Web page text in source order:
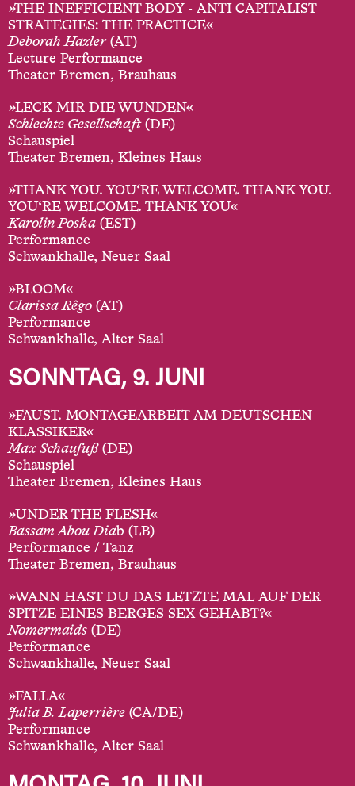
»THE INEFFICIENT BODY - ANTI CAPITALIST
STRATEGIES: THE PRACTICE«
Deborah Hazler(AT)
Lecture Performance
Theater Bremen, Brauhaus
»LECK MIR DIE WUNDEN«
Schlechte Gesellschaft(DE)
Schauspiel
Theater Bremen, Kleines Haus
»THANK YOU. YOU‘RE WELCOME. THANK YOU.
YOU‘RE WELCOME. THANK YOU«
Karolin Poska (EST)
Performance
Schwankhalle, Neuer Saal
»BLOOM«
Clarissa Rêgo (AT)
Performance
Schwankhalle, Alter Saal
SONNTAG, 9. JUNI
»FAUST. MONTAGEARBEIT AM DEUTSCHEN
KLASSIKER«
Max Schaufuß(DE)
Schauspiel
Theater Bremen, Kleines Haus
»UNDER THE FLESH«
Bassam Abou Diab (LB)
Performance / Tanz
Theater Bremen, Brauhaus
»WANN HAST DU DAS LETZTE MAL AUF DER
SPITZE EINES BERGES SEX GEHABT?«
Nomermaids (DE)
Performance
Schwankhalle, Neuer Saal
»FALLA«
Julia B. Laperrière (CA/DE)
Performance
Schwankhalle, Alter Saal